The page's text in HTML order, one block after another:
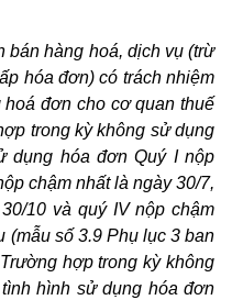
bán hàng hoá, dịch vụ (trừ
hóa đơn) có trách nhiệm
đơn cho cơ quan thuế
trong kỳ không sử dụng
dụng hóa đơn Quý I nộp
chậm nhất là ngày 30/7,
10 và quý IV nộp chậm
(mẫu số 3.9 Phụ lục 3 ban
hợp trong kỳ không
hình sử dụng hóa đơn